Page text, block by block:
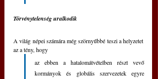
Törvénytelenség uralkodik
A világ népei számára még szörnyűbbé teszi a helyzetet
az a tény, hogy
az ebben a hatalomátvételben részt vevő
kormányok és globális szervezetek egyre